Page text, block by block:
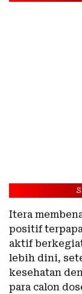
Itera
positif
aktif
lebih dini,
kesehatan
para calon